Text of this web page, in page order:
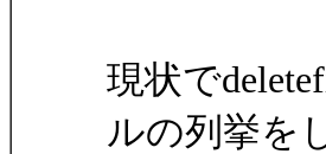
現状で
ルの列挙を